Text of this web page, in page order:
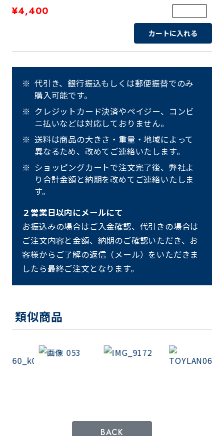
¥4,400
カートに入れる
代引き、銀行振込もしくは郵便振替でのみ
購入可能です。
クレジットカード決済やペイジー、コンビ
ニ払いなどは対応しておりません。
送料は商品の大きさ・重量・地域によって
異なるため、改めてご連絡いたします。
ショッピングカートで注文完了後、弊社よ
り合計金額と納期を改めてご連絡いたしま
す。
２営業日以内にメールにて
お振込みの場合はご入金確認、代引きの場合は
ご注文内容と金額、納期のご確認いただき、お
客様からご了解の返信（メール）をいただきま
したら最終ご注文となります。
類似商品
BACK